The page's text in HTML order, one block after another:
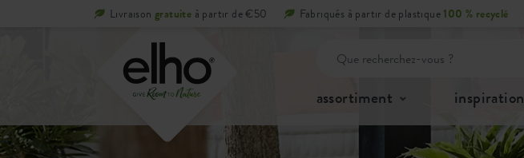
Livraison gratuite à partir de €50 Fabriqués à partir de plastique100 % recyclé
assortiment inspiration